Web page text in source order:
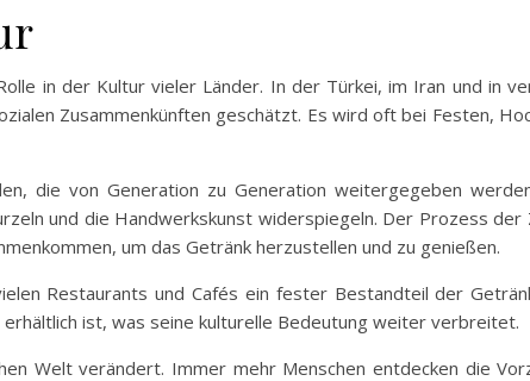
in der Kultur vieler Länder. In der Türkei, im Iran und in
Zusammenkünften geschätzt. Es wird oft bei Festen,
die von Generation zu Generation weitergegeben
und die Handwerkskunst widerspiegeln. Der Prozess der
um das Getränk herzustellen und zu genießen.
Restaurants und Cafés ein fester Bestandteil der
ist, was seine kulturelle Bedeutung weiter verbreitet.
Welt verändert. Immer mehr Menschen entdecken die